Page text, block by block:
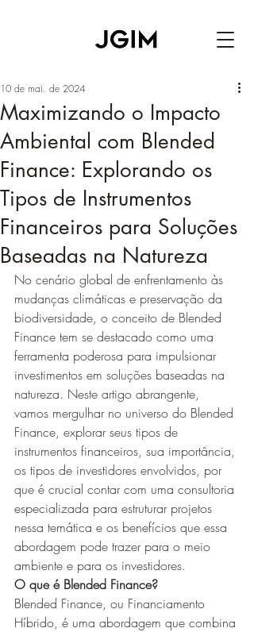
Maximizando o Impacto
Ambiental com Blended
Finance: Explorando os
Tipos de Instrumentos
Financeiros para Soluções
Baseadas na Natureza
10 de mai. de 2024
No cenário global de enfrentamento às
mudanças climáticas e preservação da
biodiversidade, o conceito de Blended
Finance tem se destacado como uma
ferramenta poderosa para impulsionar
investimentos em soluções baseadas na
natureza. Neste artigo abrangente,
vamos mergulhar no universo do Blended
Finance, explorar seus tipos de
instrumentos financeiros, sua importância,
os tipos de investidores envolvidos, por
que é crucial contar com uma consultoria
especializada para estruturar projetos
nessa temática e os benefícios que essa
abordagem pode trazer para o meio
ambiente e para os investidores.
O que é Blended Finance?
Blended Finance, ou Financiamento
Híbrido, é uma abordagem que combina